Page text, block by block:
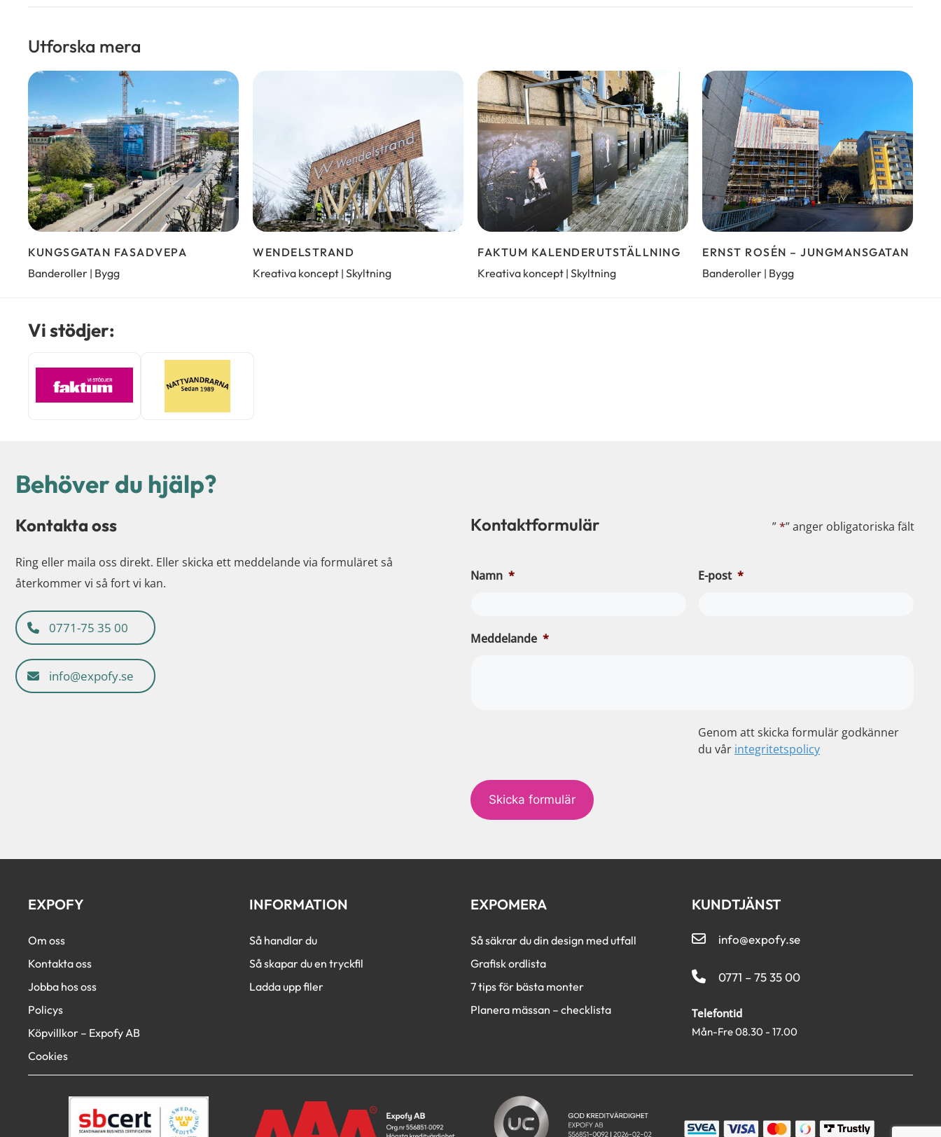
Utforska mera
KUNGSGATAN FASADVEPA
Banderoller | Bygg
WENDELSTRAND
Kreativa koncept | Skyltning
FAKTUM KALENDERUTSTÄLLNING
Kreativa koncept | Skyltning
ERNST ROSÉN – JUNGMANSGATAN
Banderoller | Bygg
Vi stödjer:
Behöver du hjälp?
Kontakta oss
Ring eller maila oss direkt. Eller skicka ett meddelande via formuläret så
återkommer vi så fort vi kan.
0771-75 35 00
info@expofy.se
Kontaktformulär ”*” anger obligatoriska fält
Namn * E-post *
Meddelande *
Genom att skicka formulär godkänner
du vår integritetspolicy
a
p
a
EXPOFY
Om oss
Kontakta oss
Jobba hos oss
Policys
Köpvillkor – Expofy AB
Cookies
INFORMATION
Så handlar du
Så skapar du en tryckfil
Ladda upp filer
EXPOMERA
Så säkrar du din design med utfall
Grafisk ordlista
7 tips för bästa monter
Planera mässan – checklista
KUNDTJÄNST
info@expofy.se
0771 – 75 35 00
Telefontid
Mån-Fre 08.30 - 17.00